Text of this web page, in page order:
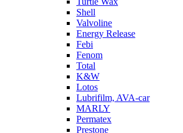
Shell
Valvoline
Energy Release
Febi
Fenom
Total
K&W
Lotos
Lubrifilm, AVA-car
MARLY
Permatex
Prestone